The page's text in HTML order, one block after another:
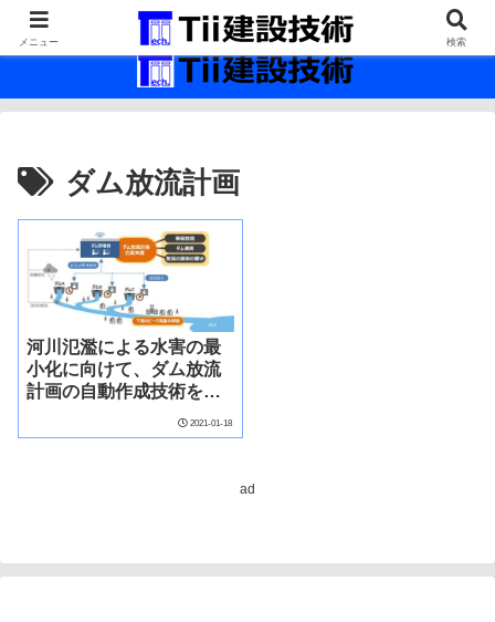
最新の建設技術の情報インフラ。
ダム放流計画
河川氾濫による水害の最
小化に向けて、ダム放流
計画の自動作成技術を開
2021-01-18
ad
メニュー 検索